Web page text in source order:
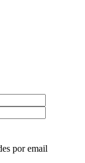
por email